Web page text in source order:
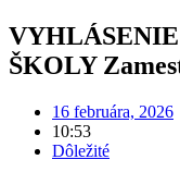
ŠKOLY
16 februára, 2026
10:53
Dôležité